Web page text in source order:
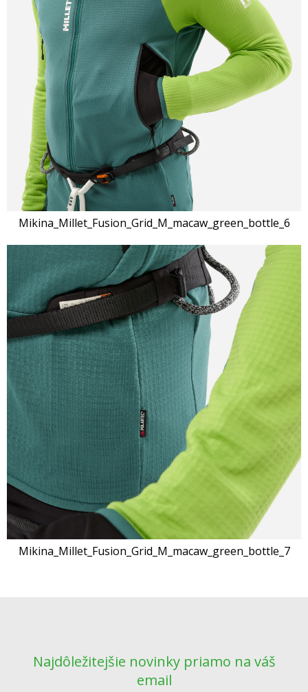
Mikina_Millet_Fusion_Grid_M_macaw_green_bottle_6
Mikina_Millet_Fusion_Grid_M_macaw_green_bottle_7
Najdôležitejšie novinky priamo na váš
email